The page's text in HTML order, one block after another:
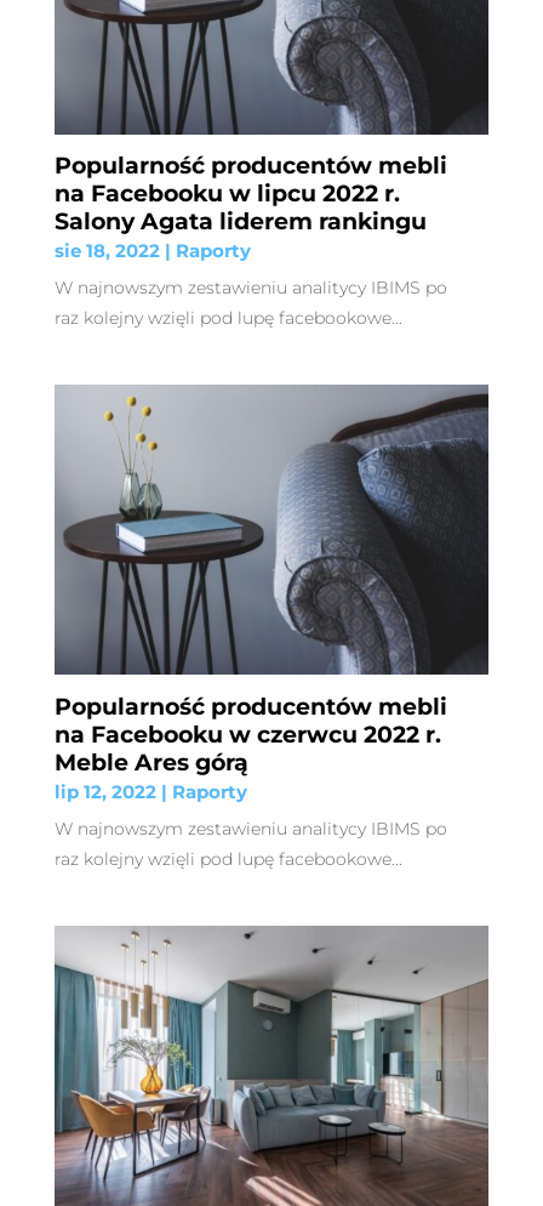
Popularność producentów mebli
na Facebooku w lipcu 2022 r.
Salony Agata liderem rankingu
sie 18, 2022| Raporty
W najnowszym zestawieniu analitycy IBIMS po
raz kolejny wzięli pod lupę facebookowe...
Popularność producentów mebli
na Facebooku w czerwcu 2022 r.
Meble Ares górą
lip 12, 2022| Raporty
W najnowszym zestawieniu analitycy IBIMS po
raz kolejny wzięli pod lupę facebookowe...